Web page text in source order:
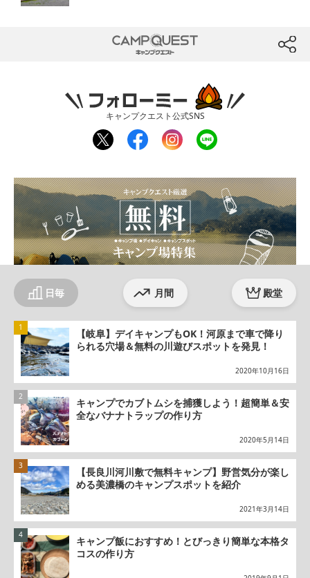
btn
CAMP QUEST
フォローミー
キャンプクエスト公式SNS
twit
ter
fac
ebo
inst
agr
line
日毎 月間 殿堂
【岐阜】デイキャンプもOK！河原まで車で降り
られる穴場＆無料の川遊びスポットを発見！
2020年10月16日
キャンプでカブトムシを捕獲しよう！超簡単＆安
全なバナナトラップの作り方
2020年5月14日
【長良川河川敷で無料キャンプ】野営気分が楽し
める美濃橋のキャンプスポットを紹介
2021年3月14日
キャンプ飯におすすめ！とびっきり簡単な本格タ
コスの作り方